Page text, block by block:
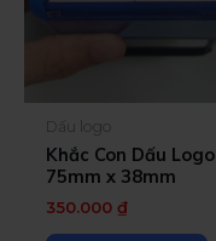
Dấu logo
Khắc Con Dấu Logo
75mm x 38mm
350.000 ₫